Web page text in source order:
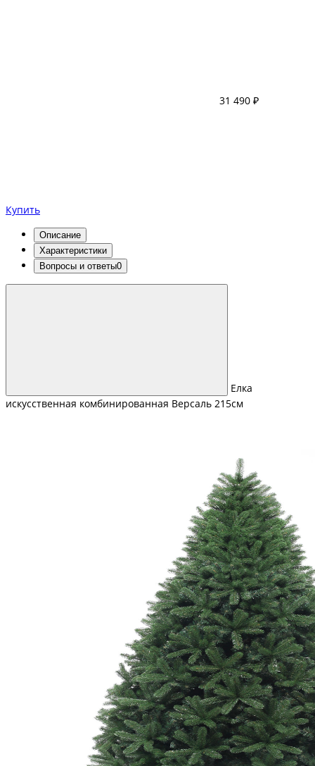
31 490 ₽
Купить
Описание
Характеристики
Вопросы и ответы0
Елка
искусственная комбинированная Версаль 215см